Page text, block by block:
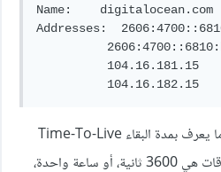
Name:    digitalocean.com
Addresses:
          104.16.181.15
مرتفعة أو ما يعرف بمدة البقاء Time-To-Live
عند ضبط DNS، سيجعل التحديث يستغرق وقتًا أطول. إذ إن قيمة TTL الافتراضية المعتمدة في معظم مسجلي أسماء النطاقات هي 3600 ثانية، أو ساعة واحدة،